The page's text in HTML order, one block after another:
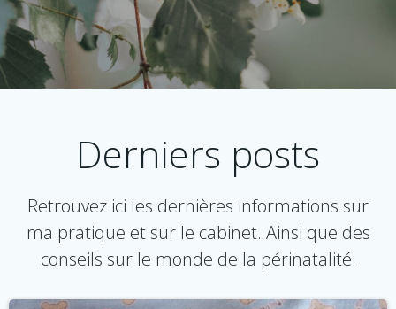
Derniers posts
Retrouvez ici les dernières informations sur
ma pratique et sur le cabinet. Ainsi que des
conseils sur le monde de la périnatalité.